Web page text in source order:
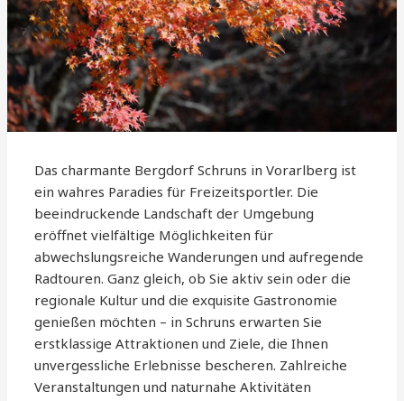
Das charmante Bergdorf Schruns in Vorarlberg ist
ein wahres Paradies für Freizeitsportler. Die
beeindruckende Landschaft der Umgebung
eröffnet vielfältige Möglichkeiten für
abwechslungsreiche Wanderungen und aufregende
Radtouren. Ganz gleich, ob Sie aktiv sein oder die
regionale Kultur und die exquisite Gastronomie
genießen möchten – in Schruns erwarten Sie
erstklassige Attraktionen und Ziele, die Ihnen
unvergessliche Erlebnisse bescheren. Zahlreiche
Veranstaltungen und naturnahe Aktivitäten